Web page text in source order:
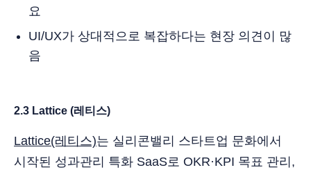
요
UI/UX가 상대적으로 복잡하다는 현장 의견이 많
음
2.3 Lattice (레티스)
Lattice(레티스)는 실리콘밸리 스타트업 문화에서
시작된 성과관리 특화 SaaS로 OKR·KPI 목표 관리,